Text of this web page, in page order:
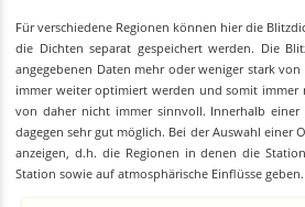
Für verschiedene Regionen können hier die
die Dichten separat gespeichert werden. Die
angegebenen Daten mehr oder weniger stark
immer weiter optimiert werden und somit immer
von daher nicht immer sinnvoll. Innerhalb einer
dagegen sehr gut möglich. Bei der Auswahl einer
anzeigen, d.h. die Regionen in denen die
Station sowie auf atmosphärische Einflüsse geben.